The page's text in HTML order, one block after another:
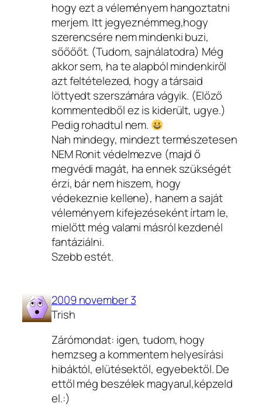
hogy ezt a véleményem hangoztatni
merjem. Itt jegyeznémmeg,hogy
szerencsére nem mindenki buzi,
sőőőőt. (Tudom, sajnálatodra) Még
akkor sem, ha te alapból mindenkiről
azt feltételezed, hogy a társaid
löttyedt szerszámára vágyik. (Előző
kommentedből ez is kiderült, ugye.)
Pedig rohadtul nem.
Nah mindegy, mindezt természetesen
NEM Ronit védelmezve (majd ő
megvédi magát, ha ennek szükségét
érzi, bár nem hiszem, hogy
védekeznie kellene), hanem a saját
véleményem kifejezéseként írtam le,
mielőtt még valami másról kezdenél
fantáziálni.
Szebb estét.
2009 november 3
Trish
Zárómondat: igen, tudom, hogy
hemzseg a kommentem helyesírási
hibáktól, elütésektől, egyebektől. De
ettől még beszélek magyarul,képzeld
el.:)